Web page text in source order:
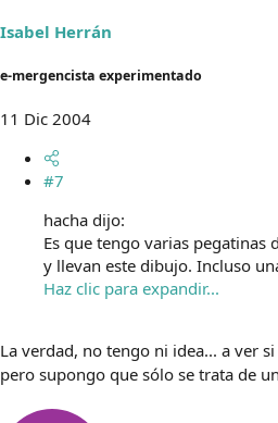
Isabel Herrán
e-mergencista experimentado
11 Dic 2004
#7
hacha dijo:
Es que tengo varias pegatinas
y llevan este dibujo. Incluso
Haz clic para expandir...
La verdad, no tengo ni idea... a ver
pero supongo que sólo se trata de